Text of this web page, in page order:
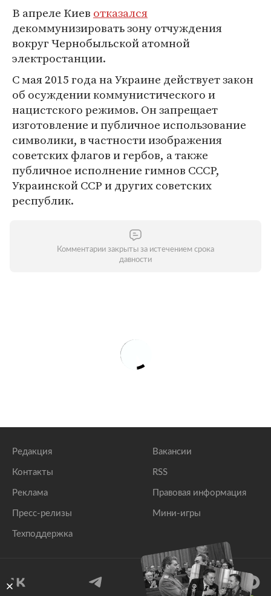
В апреле Киев отказался
декоммунизировать зону отчуждения
вокруг Чернобыльской атомной
электростанции.
С мая 2015 года на Украине действует закон
об осуждении коммунистического и
нацистского режимов. Он запрещает
изготовление и публичное использование
символики, в частности изображения
советских флагов и гербов, а также
публичное исполнение гимнов СССР,
Украинской ССР и других советских
республик.
Комментарии закрыты за истечением срока
давности
Редакция
Контакты
Реклама
Пресс-релизы
Техподдержка
Вакансии
RSS
Правовая информация
Мини-игры